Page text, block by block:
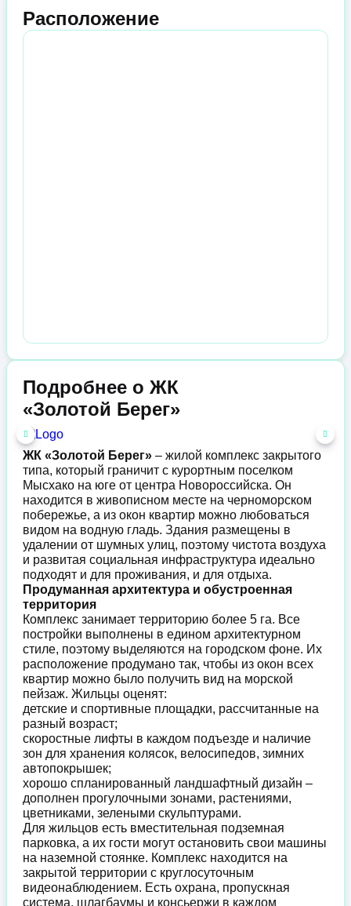
Расположение
Подробнее о ЖК
«Золотой Берег»
ЖК «Золотой Берег» – жилой комплекс закрытого
типа, который граничит с курортным поселком
Мысхако на юге от центра Новороссийска. Он
находится в живописном месте на черноморском
побережье, а из окон квартир можно любоваться
видом на водную гладь. Здания размещены в
удалении от шумных улиц, поэтому чистота воздуха
и развитая социальная инфраструктура идеально
подходят и для проживания, и для отдыха.
Продуманная архитектура и обустроенная
территория
Комплекс занимает территорию более 5 га. Все
постройки выполнены в едином архитектурном
стиле, поэтому выделяются на городском фоне. Их
расположение продумано так, чтобы из окон всех
квартир можно было получить вид на морской
пейзаж. Жильцы оценят:
детские и спортивные площадки, рассчитанные на
разный возраст;
скоростные лифты в каждом подъезде и наличие
зон для хранения колясок, велосипедов, зимних
автопокрышек;
хорошо спланированный ландшафтный дизайн –
дополнен прогулочными зонами, растениями,
цветниками, зелеными скульптурами.
Для жильцов есть вместительная подземная
парковка, а их гости могут остановить свои машины
на наземной стоянке. Комплекс находится на
закрытой территории с круглосуточным
видеонаблюдением. Есть охрана, пропускная
система, шлагбаумы и консьержи в каждом